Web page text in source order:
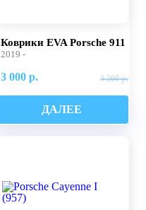
Коврики EVA Porsche 911
2019 -
3 000 р. 3 200 р.
ДАЛЕЕ